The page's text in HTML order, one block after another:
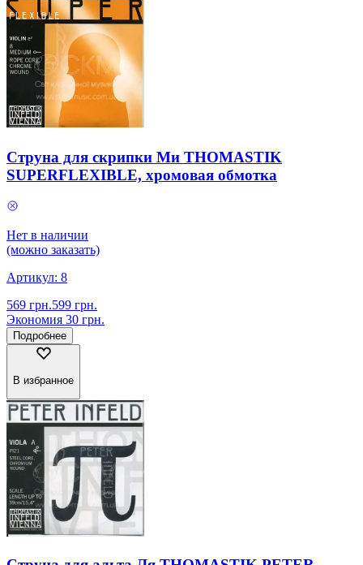
Струна для скрипки Ми THOMASTIK
SUPERFLEXIBLE, хромовая обмотка
Нет в наличии
(можно заказать)
Артикул: 8
569 грн.599 грн.
Экономия 30 грн.
Подробнее
В избранное